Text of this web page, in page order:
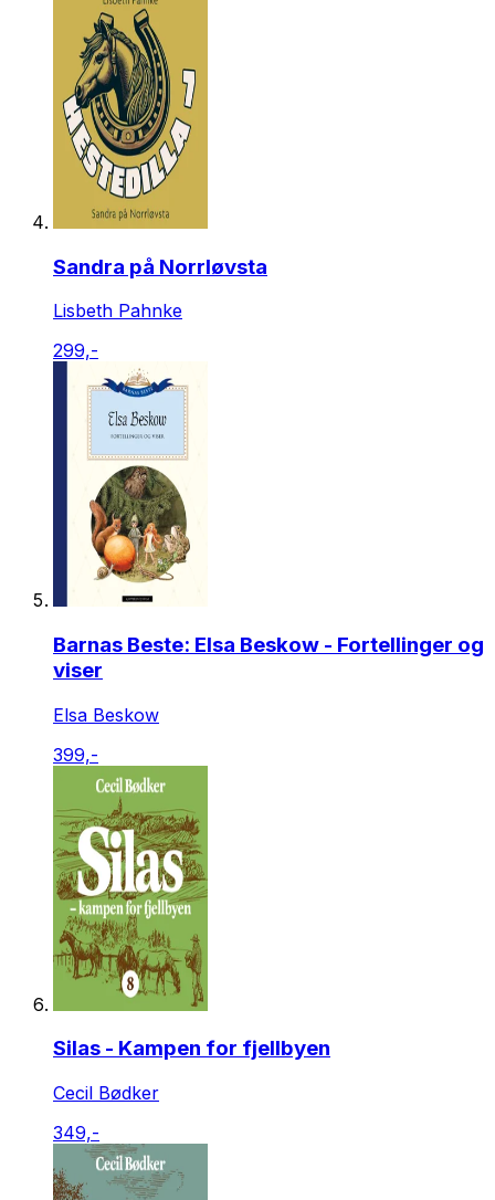
Sandra på Norrløvsta
Lisbeth Pahnke
299,-
Barnas Beste: Elsa Beskow - Fortellinger og
viser
Elsa Beskow
399,-
Silas - Kampen for fjellbyen
Cecil Bødker
349,-